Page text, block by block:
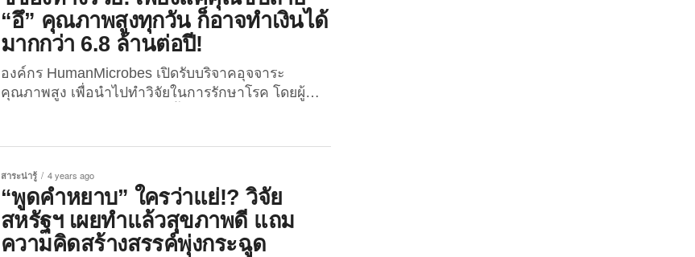
“อึ” คุณภาพสูงทุกวัน ก็อาจทำเงินได้
มากกว่า 6.8 ล้านต่อปี!
องค์กร HumanMicrobes เปิดรับบริจาคอุจจาระ
คุณภาพสูง เพื่อนำไปทำวิจัยในการรักษาโรค โดยผู้
ได้รายงานว่า สาวรายหนึ่งซึ่งเป็นผู้ใช้งาน TikTok
@Isafidelino กำลังเป็นไวรัลดังที่ได้รับความสนใจจาก
เหล่าชาวเน็ตจำนวนมาก หลังจากที่เธอโพสต์คลิปชี้
ช่องทางรวยให้กับทุกคน “ด้วยการบริจาคอุจจาระ” ให้
กับองค์กร HumanMicrobes ซึ่งแน่นอนว่าผู้บริจาคจะ
ได้รับค่าตอบแทนที่แสนคุ้มค่า ...
สาระน่ารู้ 4 years ago
“พูดคำหยาบ” ใครว่าแย่!? วิจัย
สหรัฐฯ เผยทำแล้วสุขภาพดี แถม
ความคิดสร้างสรรค์พุ่งกระฉูด